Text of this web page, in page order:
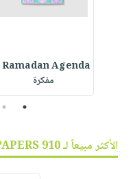
مفكرة
1
2
الأكثر مبيعاً لـ 910 PAPERS :